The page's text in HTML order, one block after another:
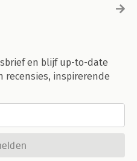
en blijf up-to-date
recensies, inspirerende